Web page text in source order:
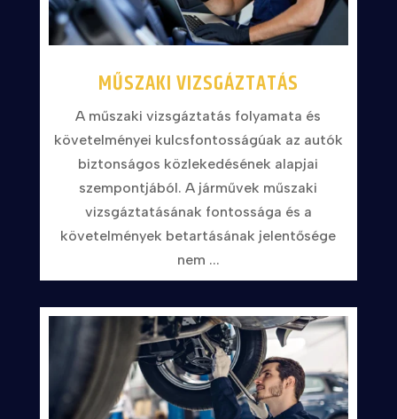
MŰSZAKI VIZSGÁZTATÁS
A műszaki vizsgáztatás folyamata és
követelményei kulcsfontosságúak az autók
biztonságos közlekedésének alapjai
szempontjából. A járművek műszaki
vizsgáztatásának fontossága és a
követelmények betartásának jelentősége
nem ...